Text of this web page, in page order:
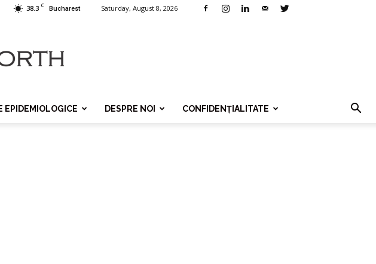
38.3 C Bucharest Saturday, August 8, 2026
EPIDEMIOLOGICE DESPRE NOI CONFIDENȚIALITATE